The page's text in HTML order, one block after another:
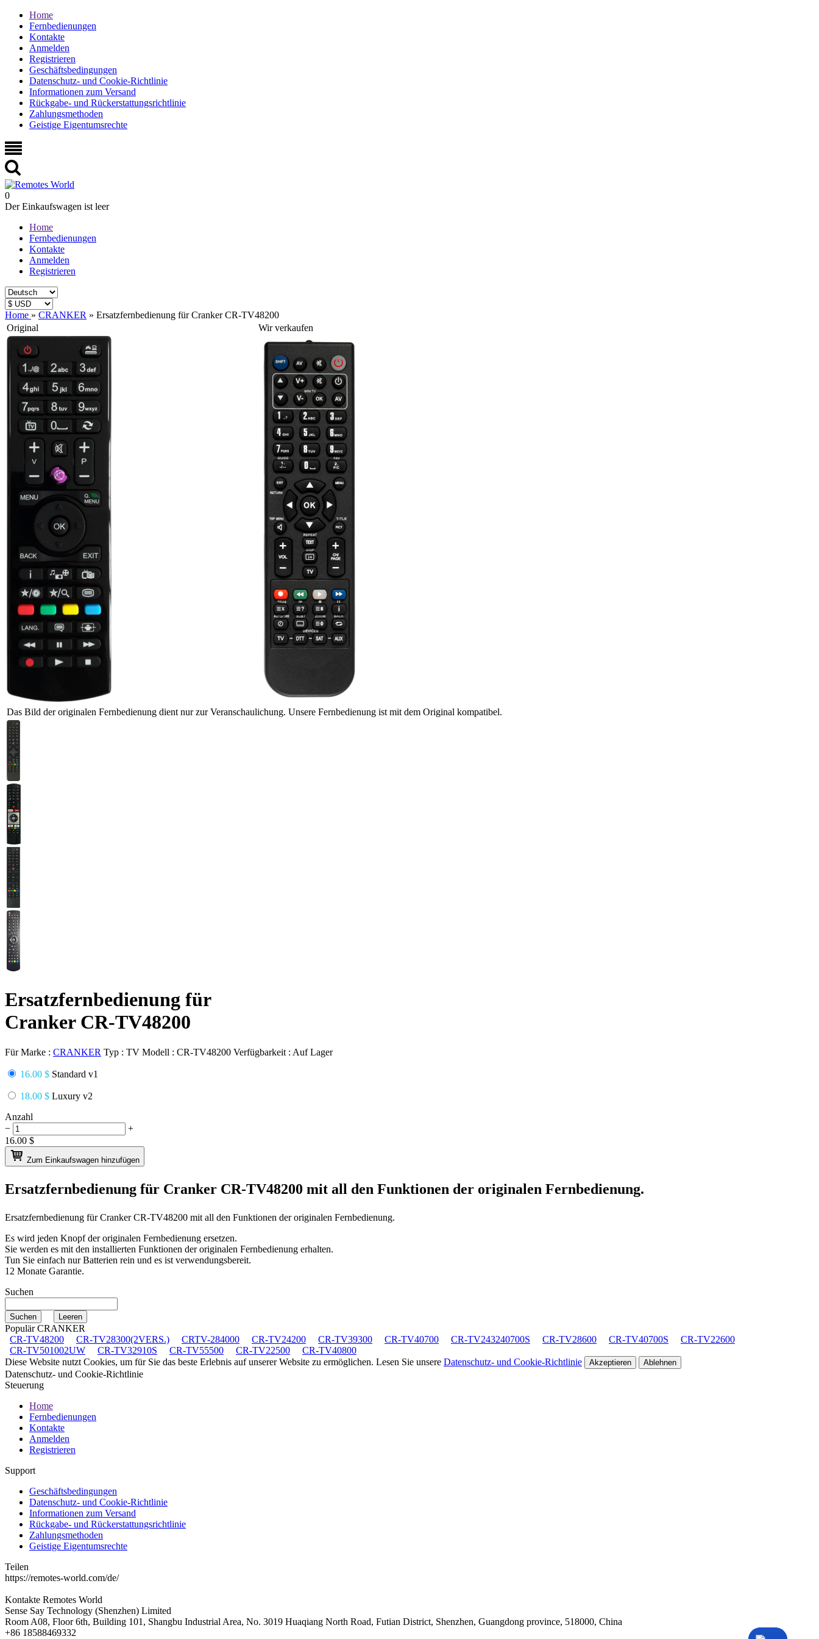
Home
Fernbedienungen
Kontakte
Anmelden
Registrieren
Geschäftsbedingungen
Datenschutz- und Cookie-Richtlinie
Informationen zum Versand
Rückgabe- und Rückerstattungsrichtlinie
Zahlungsmethoden
Geistige Eigentumsrechte
0
Der Einkaufswagen ist leer
Home
Fernbedienungen
Kontakte
Anmelden
Registrieren
Home » CRANKER » Ersatzfernbedienung für Cranker CR-TV48200
Original
Wir verkaufen
Das Bild der originalen Fernbedienung dient nur zur Veranschaulichung. Unsere Fernbedienung ist mit dem Original kompatibel.
Ersatzfernbedienung für
Cranker CR-TV48200
Für Marke : CRANKER Typ : TV Modell : CR-TV48200 Verfügbarkeit : Auf Lager
16.00 $ Standard v1
18.00 $ Luxury v2
Anzahl
−
+
16.00 $
Zum Einkaufswagen hinzufügen
Ersatzfernbedienung für Cranker CR-TV48200 mit all den Funktionen der originalen Fernbedienung.
Ersatzfernbedienung fürCranker CR-TV48200 mit all den Funktionen der originalen Fernbedienung.
Es wird jeden Knopf der originalen Fernbedienung ersetzen.
Sie werden es mit den installierten Funktionen der originalen Fernbedienung erhalten.
Tun Sie einfach nur Batterien rein und es ist verwendungsbereit.
12 Monate Garantie.
Suchen
Populär CRANKER
CR-TV48200
CR-TV28300(2VERS.) CRTV-284000 CR-TV24200 CR-TV39300 CR-TV40700 CR-TV243240700S CR-TV28600 CR-TV40700S
CR-TV22600
CR-TV501002UW
CR-TV32910S CR-TV55500 CR-TV22500
CR-TV40800
Diese Website nutzt Cookies, um für Sie das beste Erlebnis auf unserer Website zu ermöglichen. Lesen Sie unsere Datenschutz- und Cookie-Richtlinie Akzeptieren Ablehnen
Datenschutz- und Cookie-Richtlinie
Steuerung
Home
Fernbedienungen
Kontakte
Anmelden
Registrieren
Support
Geschäftsbedingungen
Datenschutz- und Cookie-Richtlinie
Informationen zum Versand
Rückgabe- und Rückerstattungsrichtlinie
Zahlungsmethoden
Geistige Eigentumsrechte
Teilen
https://remotes-world.com/de/
Kontakte Remotes World
Sense Say Technology (Shenzhen) Limited
Room A08, Floor 6th, Building 101, Shangbu Industrial Area, No. 3019 Huaqiang North Road, Futian District, Shenzhen, Guangdong province, 518000, China
+86 18588469332